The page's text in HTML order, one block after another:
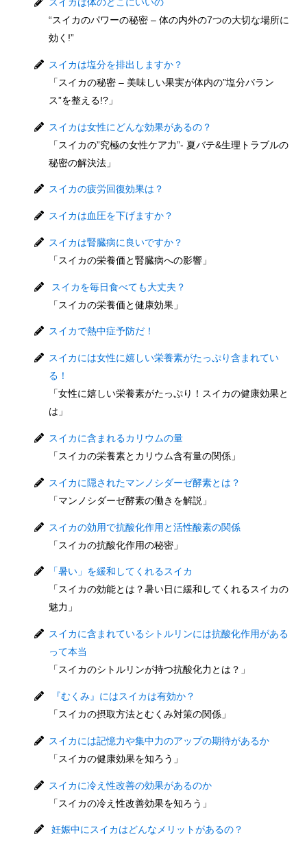
“スイカのパワーの秘密 – 体の内外の7つの大切な場所に
効く!”
スイカは塩分を排出しますか？
「スイカの秘密 – 美味しい果実が体内の”塩分バラン
ス”を整える!?」
スイカは女性にどんな効果があるの？
「スイカの”究極の女性ケア力”- 夏バテ&生理トラブルの
秘密の解決法」
スイカの疲労回復効果は？
スイカは血圧を下げますか？
スイカは腎臓病に良いですか？
「スイカの栄養価と腎臓病への影響」
スイカを毎日食べても大丈夫？
「スイカの栄養価と健康効果」
スイカで熱中症予防だ！
スイカには女性に嬉しい栄養素がたっぷり含まれてい
る！
「女性に嬉しい栄養素がたっぷり！スイカの健康効果と
は」
スイカに含まれるカリウムの量
「スイカの栄養素とカリウム含有量の関係」
スイカに隠されたマンノシダーゼ酵素とは？
「マンノシダーゼ酵素の働きを解説」
スイカの効用で抗酸化作用と活性酸素の関係
「スイカの抗酸化作用の秘密」
「暑い」を緩和してくれるスイカ
「スイカの効能とは？暑い日に緩和してくれるスイカの
魅力」
スイカに含まれているシトルリンには抗酸化作用がある
って本当
「スイカのシトルリンが持つ抗酸化力とは？」
『むくみ』にはスイカは有効か？
「スイカの摂取方法とむくみ対策の関係」
スイカには記憶力や集中力のアップの期待があるか
「スイカの健康効果を知ろう」
スイカに冷え性改善の効果があるのか
「スイカの冷え性改善効果を知ろう」
妊娠中にスイカはどんなメリットがあるの？